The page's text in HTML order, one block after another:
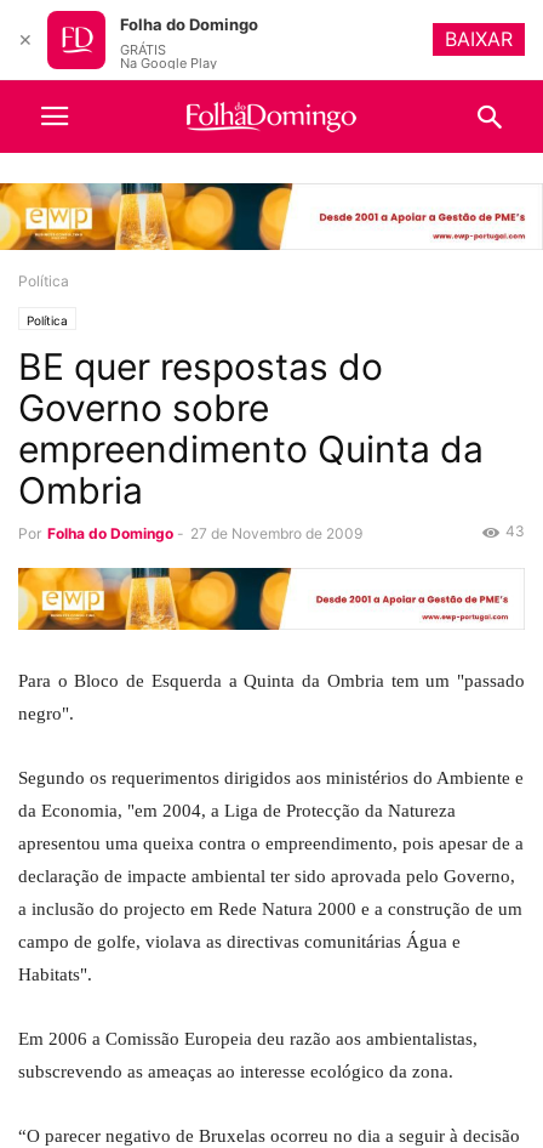
Política
Política
BE quer respostas do
Governo sobre
empreendimento Quinta da
Ombria
Por Folha do Domingo - 27 de Novembro de 2009 43
Para o Bloco de Esquerda a Quinta da Ombria tem um "passado
negro".
Segundo os requerimentos dirigidos aos ministérios do Ambiente e
da Economia, "em 2004, a Liga de Protecção da Natureza
apresentou uma queixa contra o empreendimento, pois apesar de a
declaração de impacte ambiental ter sido aprovada pelo Governo,
a inclusão do projecto em Rede Natura 2000 e a construção de um
campo de golfe, violava as directivas comunitárias Água e
Habitats".
Em 2006 a Comissão Europeia deu razão aos ambientalistas,
subscrevendo as ameaças ao interesse ecológico da zona.
“O parecer negativo de Bruxelas ocorreu no dia a seguir à decisão
✕
Folha do Domingo
GRÁTIS
Na Google Play
BAIXAR